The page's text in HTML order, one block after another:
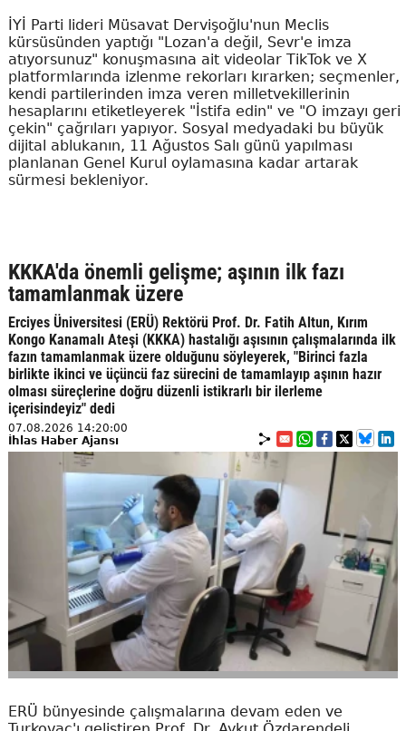
İYİ Parti lideri Müsavat Dervişoğlu'nun Meclis
kürsüsünden yaptığı "Lozan'a değil, Sevr'e imza
atıyorsunuz" konuşmasına ait videolar TikTok ve X
platformlarında izlenme rekorları kırarken; seçmenler,
kendi partilerinden imza veren milletvekillerinin
hesaplarını etiketleyerek "İstifa edin" ve "O imzayı geri
çekin" çağrıları yapıyor. Sosyal medyadaki bu büyük
dijital ablukanın, 11 Ağustos Salı günü yapılması
planlanan Genel Kurul oylamasına kadar artarak
sürmesi bekleniyor.
KKKA'da önemli gelişme; aşının ilk fazı
tamamlanmak üzere
Erciyes Üniversitesi (ERÜ) Rektörü Prof. Dr. Fatih Altun, Kırım
Kongo Kanamalı Ateşi (KKKA) hastalığı aşısının çalışmalarında ilk
fazın tamamlanmak üzere olduğunu söyleyerek, "Birinci fazla
birlikte ikinci ve üçüncü faz sürecini de tamamlayıp aşının hazır
olması süreçlerine doğru düzenli istikrarlı bir ilerleme
içerisindeyiz" dedi
07.08.2026 14:20:00
İhlas Haber Ajansı
ERÜ bünyesinde çalışmalarına devam eden ve